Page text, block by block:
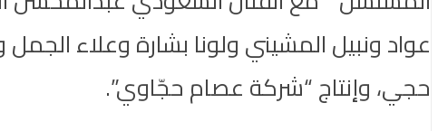
عواد ونبيل المشيني ولونا بشارة وعلاء
حجي، وإنتاج “شركة عصام حجّاوي”.